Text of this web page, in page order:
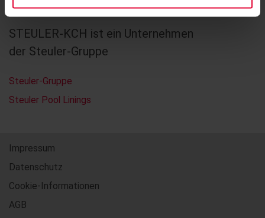
STEULER-KCH ist ein Unternehmen
der Steuler-Gruppe
Steuler-Gruppe
Steuler Pool Linings
Impressum
Datenschutz
Cookie-Informationen
AGB